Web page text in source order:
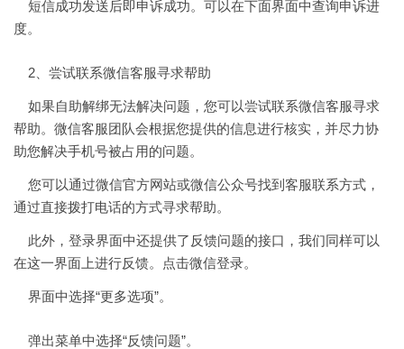
短信成功发送后即申诉成功。可以在下面界面中查询申诉进
度。
2、尝试联系微信客服寻求帮助
如果自助解绑无法解决问题，您可以尝试联系微信客服寻求
帮助。微信客服团队会根据您提供的信息进行核实，并尽力协
助您解决手机号被占用的问题。
您可以通过微信官方网站或微信公众号找到客服联系方式，
通过直接拨打电话的方式寻求帮助。
此外，登录界面中还提供了反馈问题的接口，我们同样可以
在这一界面上进行反馈。点击微信登录。
界面中选择“更多选项”。
弹出菜单中选择“反馈问题”。